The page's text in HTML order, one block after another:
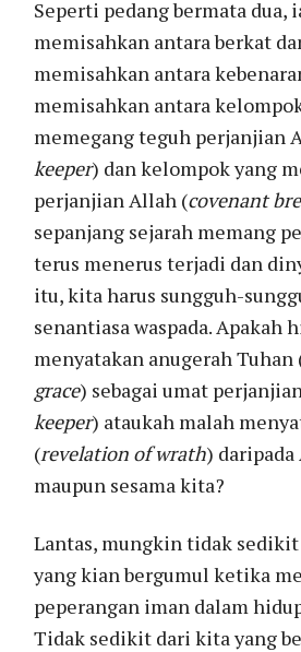
Seperti pedang bermata dua,
memisahkan antara berkat
memisahkan antara
memisahkan antara
memegang teguh perjanjian
keeper) dan kelompok yang
perjanjian Allah (covenant
sepanjang sejarah memang
terus menerus terjadi dan
itu, kita harus sungguh-
senantiasa waspada. Apakah
menyatakan anugerah Tuhan
grace) sebagai umat
keeper) ataukah malah
(revelation of wrath)
maupun sesama kita?
Lantas, mungkin tidak
yang kian bergumul ketika
peperangan iman dalam
Tidak sedikit dari kita yang